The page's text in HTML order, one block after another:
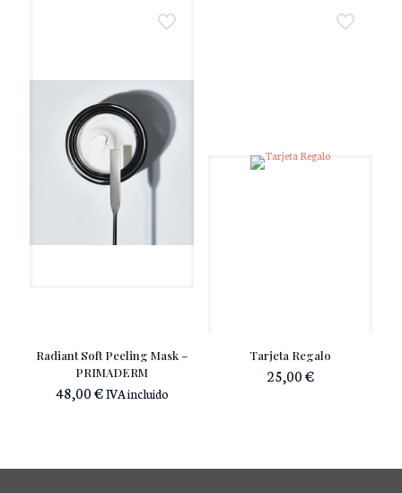
Radiant Soft Peeling Mask –
PRIMADERM
48,00€IVA incluido
Tarjeta Regalo
25,00€